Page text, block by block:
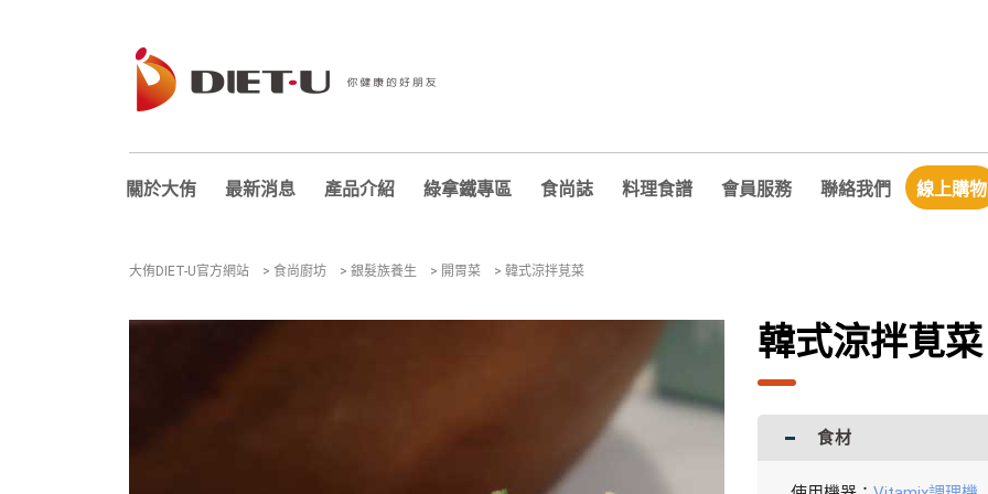
關於大侑 最新消息 產品介紹 綠拿鐵專區 食尚誌 料理食譜 會員服務 聯絡我們 線上購物
大侑DIET-U官方網站 > 食尚廚坊 > 銀髮族養生 > 開胃菜 > 韓式涼拌莧菜
韓式涼拌莧菜
食材